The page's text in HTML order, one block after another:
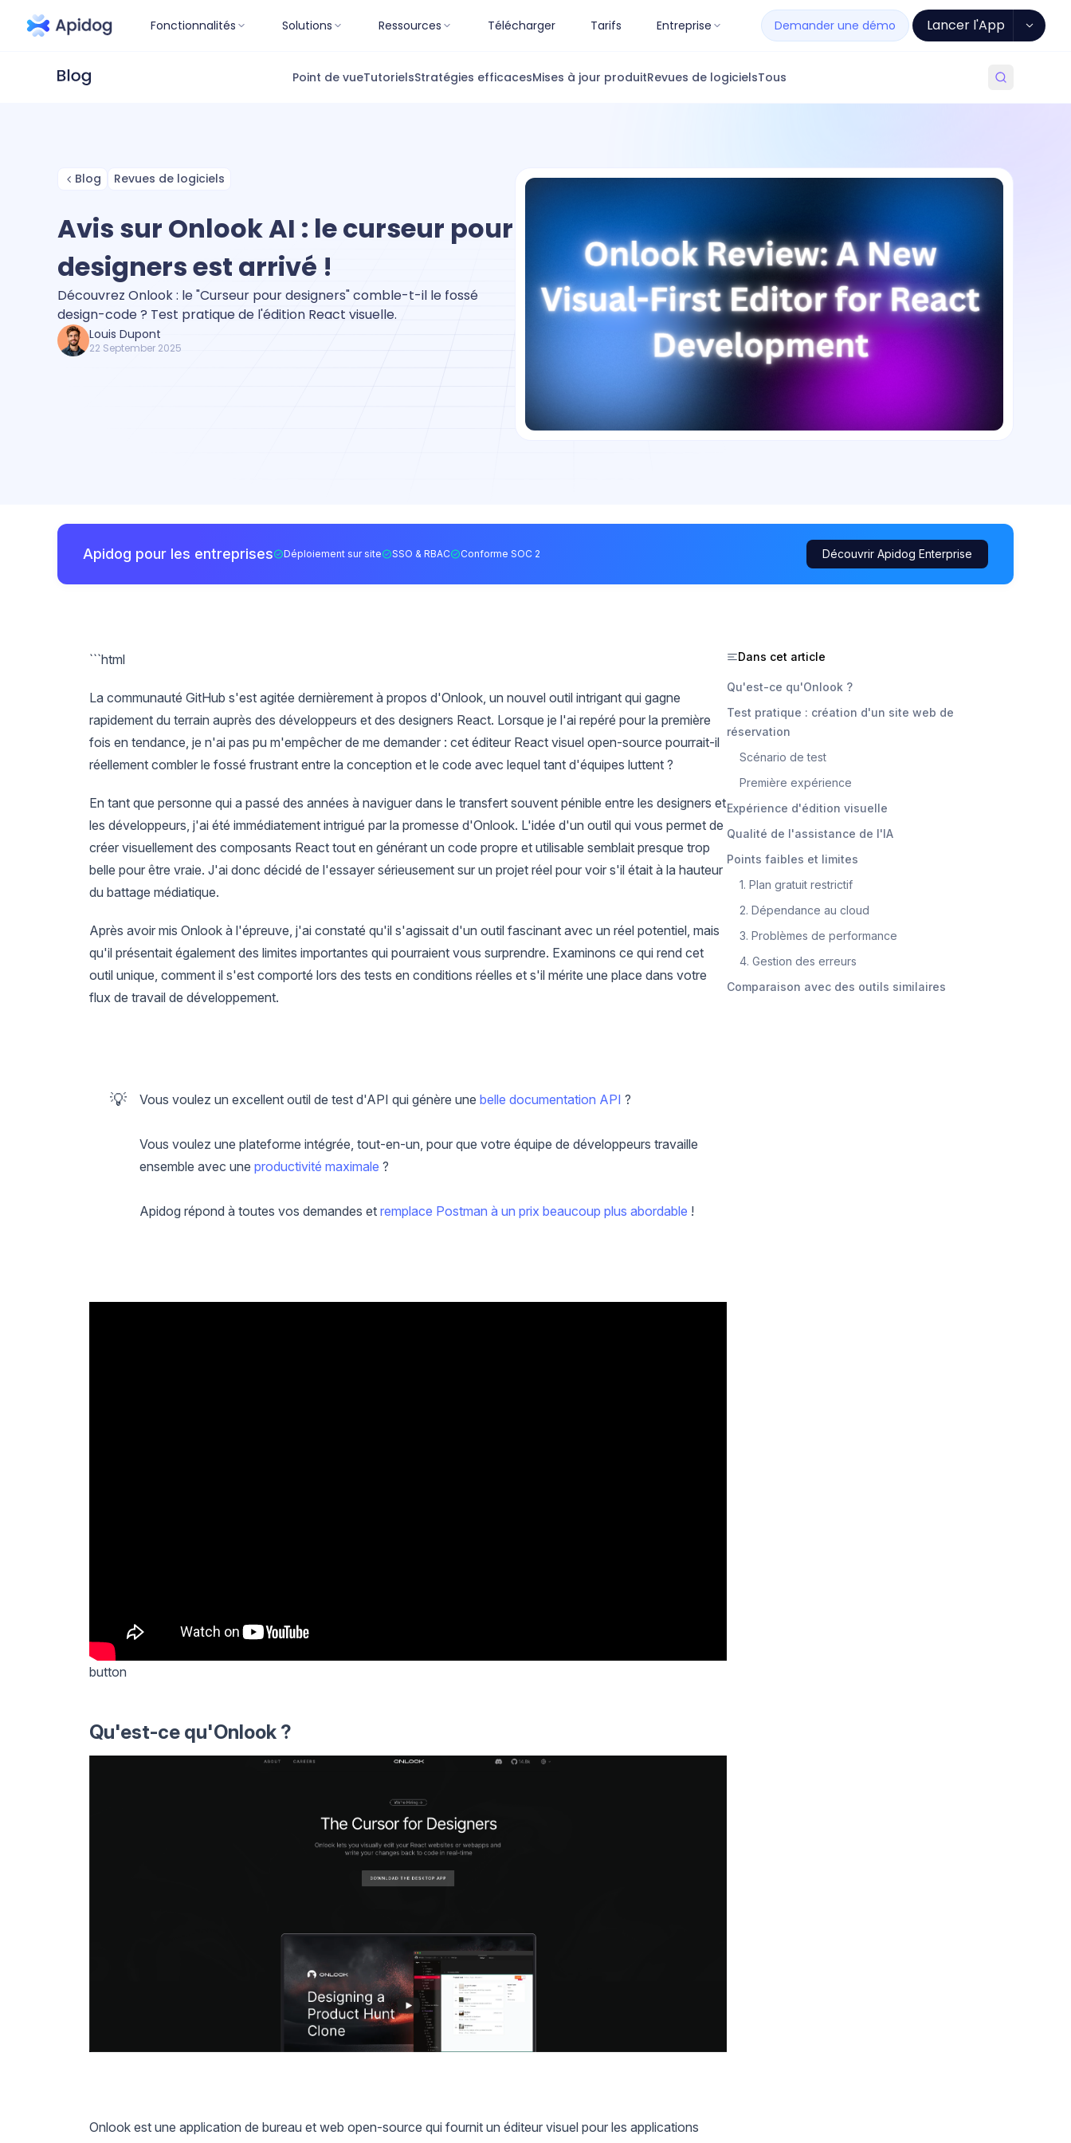
Fonctionnalités Solutions Ressources Télécharger Tarifs Entreprise Demander une démo Lancer l'App
Point de vueTutorielsStratégies efficacesMises à jour produitRevues de logicielsTous
Blog Revues de logiciels
Avis sur Onlook AI : le curseur pour
designers est arrivé !
Découvrez Onlook : le "Curseur pour designers" comble-t-il le fossé
design-code ? Test pratique de l'édition React visuelle.
Louis Dupont
22 September 2025
Apidog pour les entreprises Déploiement sur site SSO & RBAC Conforme SOC 2 Découvrir Apidog Enterprise
```html
La communauté GitHub s'est agitée dernièrement à propos d'Onlook, un nouvel outil intrigant qui gagne
rapidement du terrain auprès des développeurs et des designers React. Lorsque je l'ai repéré pour la première
fois en tendance, je n'ai pas pu m'empêcher de me demander : cet éditeur React visuel open-source pourrait-il
réellement combler le fossé frustrant entre la conception et le code avec lequel tant d'équipes luttent ?
En tant que personne qui a passé des années à naviguer dans le transfert souvent pénible entre les designers et
les développeurs, j'ai été immédiatement intrigué par la promesse d'Onlook. L'idée d'un outil qui vous permet de
créer visuellement des composants React tout en générant un code propre et utilisable semblait presque trop
belle pour être vraie. J'ai donc décidé de l'essayer sérieusement sur un projet réel pour voir s'il était à la hauteur
du battage médiatique.
Après avoir mis Onlook à l'épreuve, j'ai constaté qu'il s'agissait d'un outil fascinant avec un réel potentiel, mais
qu'il présentait également des limites importantes qui pourraient vous surprendre. Examinons ce qui rend cet
outil unique, comment il s'est comporté lors des tests en conditions réelles et s'il mérite une place dans votre
flux de travail de développement.
💡 Vous voulez un excellent outil de test d'API qui génère unebelle documentation API ?
Vous voulez une plateforme intégrée, tout-en-un, pour que votre équipe de développeurs travaille
ensemble avec uneproductivité maximale ?
Apidog répond à toutes vos demandes etremplace Postman à un prix beaucoup plus abordable !
button
Qu'est-ce qu'Onlook ?
Onlook est une application de bureau et web open-source qui fournit un éditeur visuel pour les applications
Dans cet article
Qu'est-ce qu'Onlook ?
Test pratique : création d'un site web de
réservation
Scénario de test
Première expérience
Expérience d'édition visuelle
Qualité de l'assistance de l'IA
Points faibles et limites
1. Plan gratuit restrictif
2. Dépendance au cloud
3. Problèmes de performance
4. Gestion des erreurs
Comparaison avec des outils similaires